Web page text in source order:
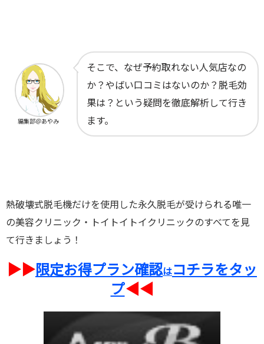
そこで、なぜ予約取れない人気店なの
か？やばい口コミはないのか？脱毛効
果は？という疑問を徹底解析して行き
ます。
編集部＠あやみ
熱破壊式脱毛機だけを使用した永久脱毛が受けられる唯一
の美容クリニック・トイトイトイクリニックのすべてを見
て行きましょう！
▶︎▶︎限定お得プラン確認はコチラをタッ
プ◀︎◀︎